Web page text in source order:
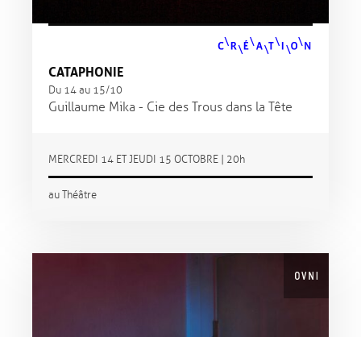
CATAPHONIE
Du 14 au 15/10
Guillaume Mika - Cie des Trous dans la Tête
MERCREDI 14 ET JEUDI 15 OCTOBRE | 20h
au Théâtre